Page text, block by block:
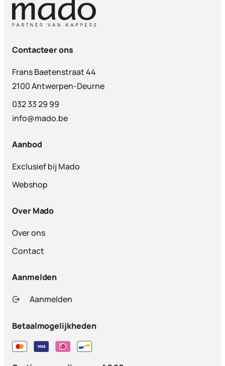
Contacteer ons
Frans Baetenstraat 44
2100 Antwerpen-Deurne
032 33 29 99
info@mado.be
Aanbod
Exclusief bij Mado
Webshop
Over Mado
Over ons
Contact
Aanmelden
Aanmelden
Betaalmogelijkheden